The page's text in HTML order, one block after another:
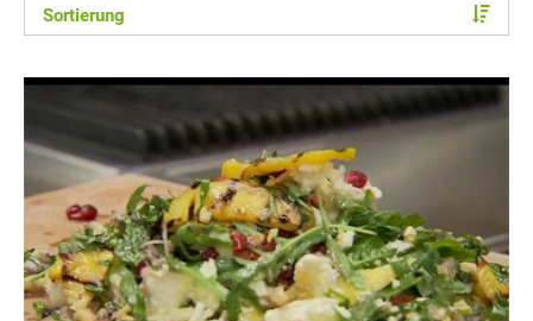
Sortierung